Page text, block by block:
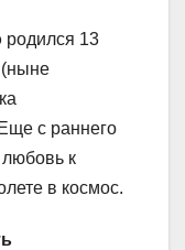
родился 13
(ныне
с раннего
любовь к
в космос.